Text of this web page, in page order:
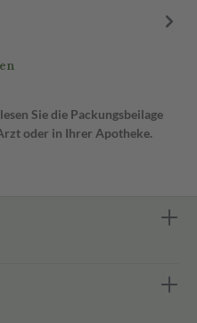
Sie die Packungsbeilage
oder in Ihrer Apotheke.